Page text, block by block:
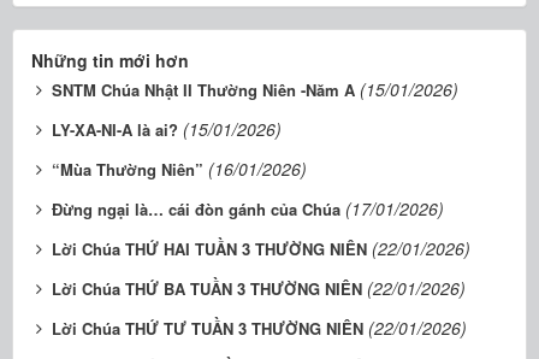
Những tin mới hơn
SNTM Chúa Nhật II Thường Niên -Năm A (15/01/2026)
LY-XA-NI-A là ai? (15/01/2026)
“Mùa Thường Niên” (16/01/2026)
Đừng ngại là… cái đòn gánh của Chúa (17/01/2026)
Lời Chúa THỨ HAI TUẦN 3 THƯỜNG NIÊN (22/01/2026)
Lời Chúa THỨ BA TUẦN 3 THƯỜNG NIÊN (22/01/2026)
Lời Chúa THỨ TƯ TUẦN 3 THƯỜNG NIÊN (22/01/2026)